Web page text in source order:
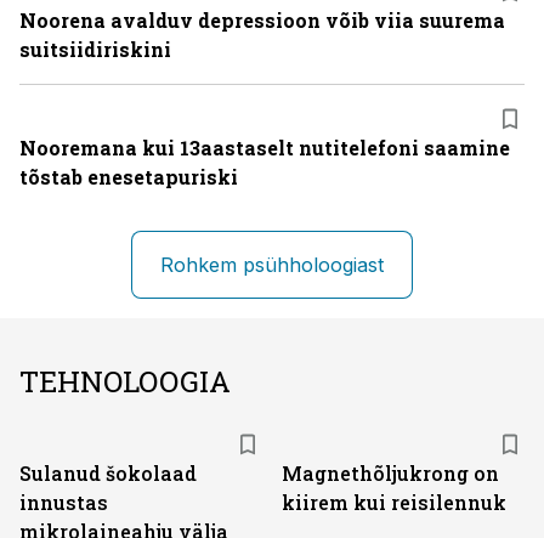
Noorena avalduv depressioon võib viia suurema
suitsiidiriskini
Nooremana kui 13aastaselt nutitelefoni saamine
tõstab enesetapuriski
Rohkem psühholoogiast
TEHNOLOOGIA
Sulanud šokolaad
innustas
mikrolaineahju välja
Magnethõljukrong on
kiirem kui reisilennuk